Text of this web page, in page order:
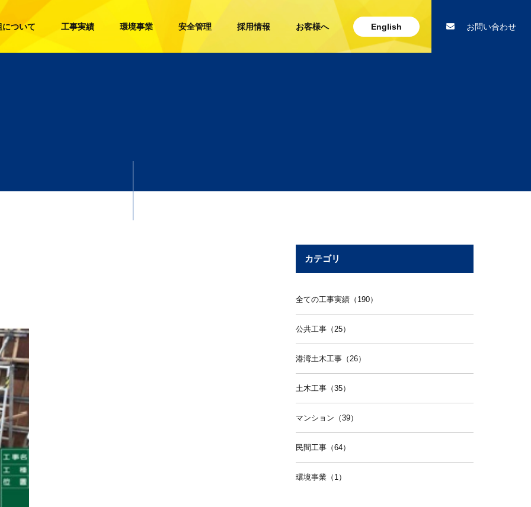
ついて 工事実績 環境事業 安全管理 採用情報 お客様へ English お問い合わせ
カテゴリ
全ての工事実績（190）
公共工事（25）
港湾土木工事（26）
土木工事（35）
マンション（39）
民間工事（64）
環境事業（1）